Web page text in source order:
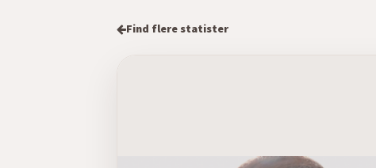
Find flere statister